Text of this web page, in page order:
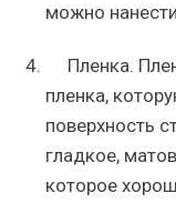
можно
Пленка.
пленка,
поверхность
гладкое,
которое